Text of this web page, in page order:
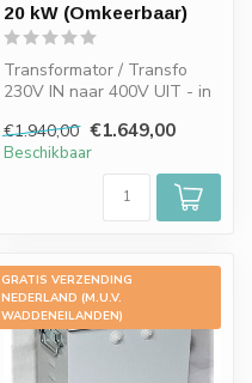
20 kW (Omkeerbaar)
Transformator / Transfo
230V IN naar 400V UIT - in
€1.940,00 €1.649,00
Beschikbaar
GRATIS VERZENDING
NEDERLAND (M.U.V.
WADDENEILANDEN)
-15%